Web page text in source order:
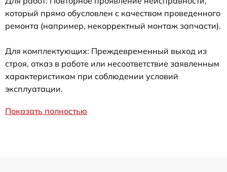
который прямо обусловлен с качеством проведенного
ремонта (например, некорректный монтаж запчасти).
Для комплектующих: Преждевременный выход из
строя, отказ в работе или несоответствие заявленным
характеристикам при соблюдении условий
эксплуатации.
Показать полностью